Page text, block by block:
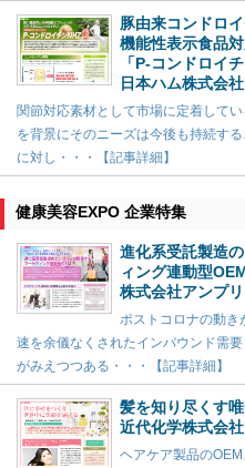
豚由来コンドロ
機能性表示食品
「P-コンドロイ
日本ハム株式会社
関節対応素材として市場に定着して
を背景にそのニーズは今後も持続す
に対し・・・【記事詳細】
健康美容EXPO 企業特集
進化系受託製造
ィング連動型OEM
株式会社アンプ
ポストコロナの動き
速を余儀なくされたインバウンド需
がみえつつある・・・【記事詳細】
髪を知り尽くす
近代化学株式会社
ヘアケア製品の